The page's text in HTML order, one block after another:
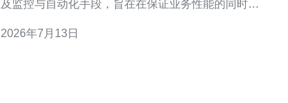
及监控与自动化手段，旨在在保证业务性能的同时最
著降低带宽费用? 先通过边缘缓存和CDN把静态资源
2026年7月13日